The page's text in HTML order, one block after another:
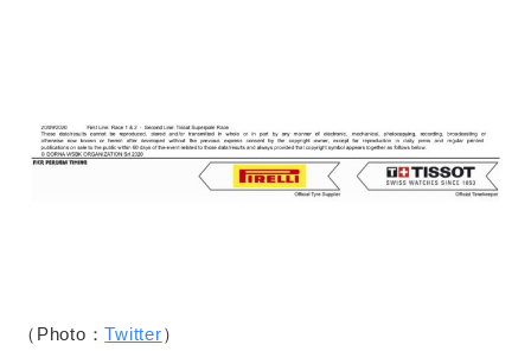
（Photo：Twitter）